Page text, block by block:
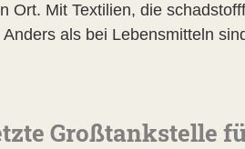
Ort. Mit Textilien, die
als bei Lebensmitteln
Großtankstelle